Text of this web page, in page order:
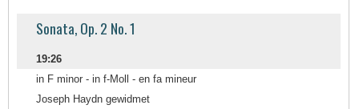
Sonata, Op. 2 No. 1
19:26
in F minor - in f-Moll - en fa mineur
Joseph Haydn gewidmet